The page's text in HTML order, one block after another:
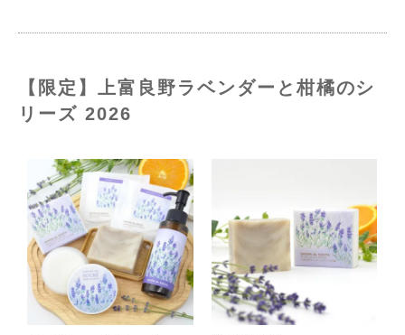
【限定】上富良野ラベンダーと柑橘のシ
リーズ 2026